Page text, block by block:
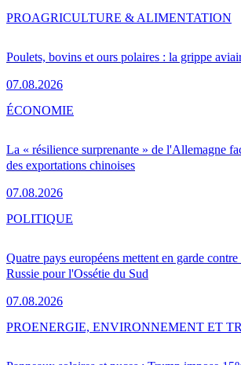
Poulets, bovins et ours polaires : la grippe
07.08.2026
PROAGRICULTURE & ALIMENTATION
La « résilience surprenante » de l'Allemagne
des exportations chinoises
07.08.2026
ÉCONOMIE
Quatre pays européens mettent en garde
Russie pour l'Ossétie du Sud
07.08.2026
POLITIQUE
PROENERGIE, ENVIRONNEMENT ET